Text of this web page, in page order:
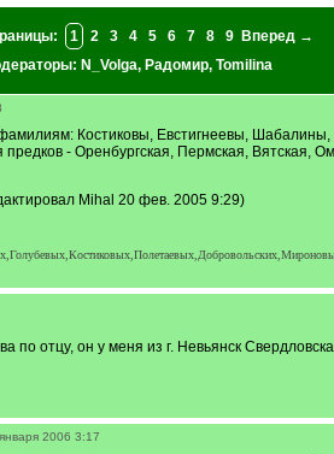
1 2 3 4 5 6 7 8 9
Вперед →
N_Volga, Радомир, Tomilina
Костиковы, Евстигнеевы,
- Оренбургская, Пермская, Вятская,
Mihal 20 фев. 2005 9:29)
по отцу, он у меня из г. Невьянск
2006 3:17